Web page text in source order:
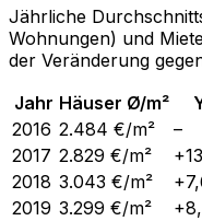
Jährliche
Wohnungen) und
der Veränderung
Jahr Häuser Ø/m²
2016 2.484 €/m² –
2017 2.829 €/m²
2018 3.043 €/m²
2019 3.299 €/m²